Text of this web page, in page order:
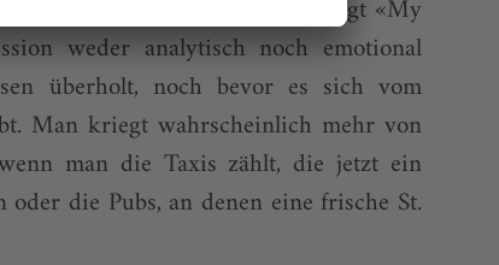
schon mal gehört, so bringt «My
weder analytisch noch emotional
überholt, noch bevor es sich vom
Man kriegt wahrscheinlich mehr von
man die Taxis zählt, die jetzt ein
die Pubs, an denen eine frische St.